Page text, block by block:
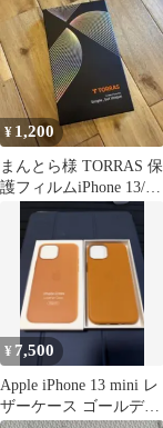
¥ 1,200
まんとら様 TORRAS 保
護フィルムiPhone 13/13
¥ 7,500
Apple iPhone 13 mini レ
ザーケース ゴールデン